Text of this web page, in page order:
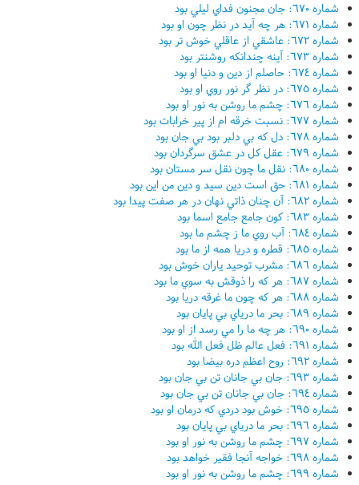
شماره ٦٧٠: جان مجنون فداي ليلي بود
شماره ٦٧١: هر چه آيد در نظر چون او بود
شماره ٦٧٢: عاشقي از عاقلي خوش تر بود
شماره ٦٧٣: آينه چندانکه روشنتر بود
شماره ٦٧٤: حاصلم از دين و دنيا او بود
شماره ٦٧٥: در نظر گر نور روي او بود
شماره ٦٧٦: چشم ما روشن به نور او بود
شماره ٦٧٧: نسبت خرقه ام از پير خرابات بود
شماره ٦٧٨: دل که بي دلبر بود بي جان بود
شماره ٦٧٩: عقل کل در عشق سرگردان بود
شماره ٦٨٠: نقل ما چون نقل سر مستان بود
شماره ٦٨١: حق است دين سيد و دين من اين بود
شماره ٦٨٢: آن چنان ذاتي نهان در هر صفت پيدا بود
شماره ٦٨٣: کون جامع جامع اسما بود
شماره ٦٨٤: آب روي ما ز چشم ما بود
شماره ٦٨٥: قطره و دريا همه از ما بود
شماره ٦٨٦: مشرب توحيد ياران خوش بود
شماره ٦٨٧: هر که را ذوقش به سوي ما بود
شماره ٦٨٨: هر که چون ما غرقه دريا بود
شماره ٦٨٩: بحر ما درياي بي پايان بود
شماره ٦٩٠: هر چه ما را مي رسد از او بود
شماره ٦٩١: فعل عالم ظل فعل الله بود
شماره ٦٩٢: روح اعظم دره بيضا بود
شماره ٦٩٣: جان بي جانان تن بي جان بود
شماره ٦٩٤: جان بي جانان تن بي جان بود
شماره ٦٩٥: خوش بود دردي که درمان او بود
شماره ٦٩٦: بحر ما درياي بي پايان بود
شماره ٦٩٧: چشم ما روشن به نور او بود
شماره ٦٩٨: خواجه آنجا فقير خواهد بود
شماره ٦٩٩: چشم ما روشن به نور او بود